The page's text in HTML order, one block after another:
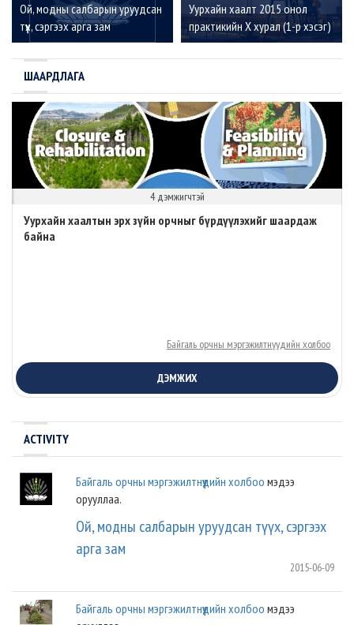
Ой, модны салбарын уруудсан
түүх, сэргээх арга зам
Уурхайн хаалт 2015 онол
практикийн X хурал (1-р хэсэг)
ШААРДЛАГА
4 дэмжигчтэй
Уурхайн хаалтын эрх зүйн орчныг бүрдүүлэхийг шаардаж
байна
Байгаль орчны мэргэжилтнүүдийн холбоо
ДЭМЖИХ
ACTIVITY
Байгаль орчны мэргэжилтнүүдийн холбоо мэдээ
орууллаа.
Ой, модны салбарын уруудсан түүх, сэргээх
арга зам
2015-06-09
Байгаль орчны мэргэжилтнүүдийн холбоо мэдээ